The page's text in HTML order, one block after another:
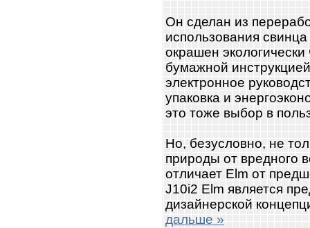
Он сделан из
использования
окрашен
бумажной
электронное
упаковка и
это тоже выбор в
Но, безусловно, не
природы от вредного
отличает Elm от
J10i2 Elm является
дизайнерской
дальше »